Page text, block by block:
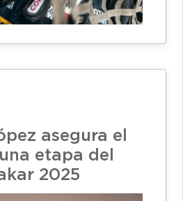
asegura el
etapa del
2025